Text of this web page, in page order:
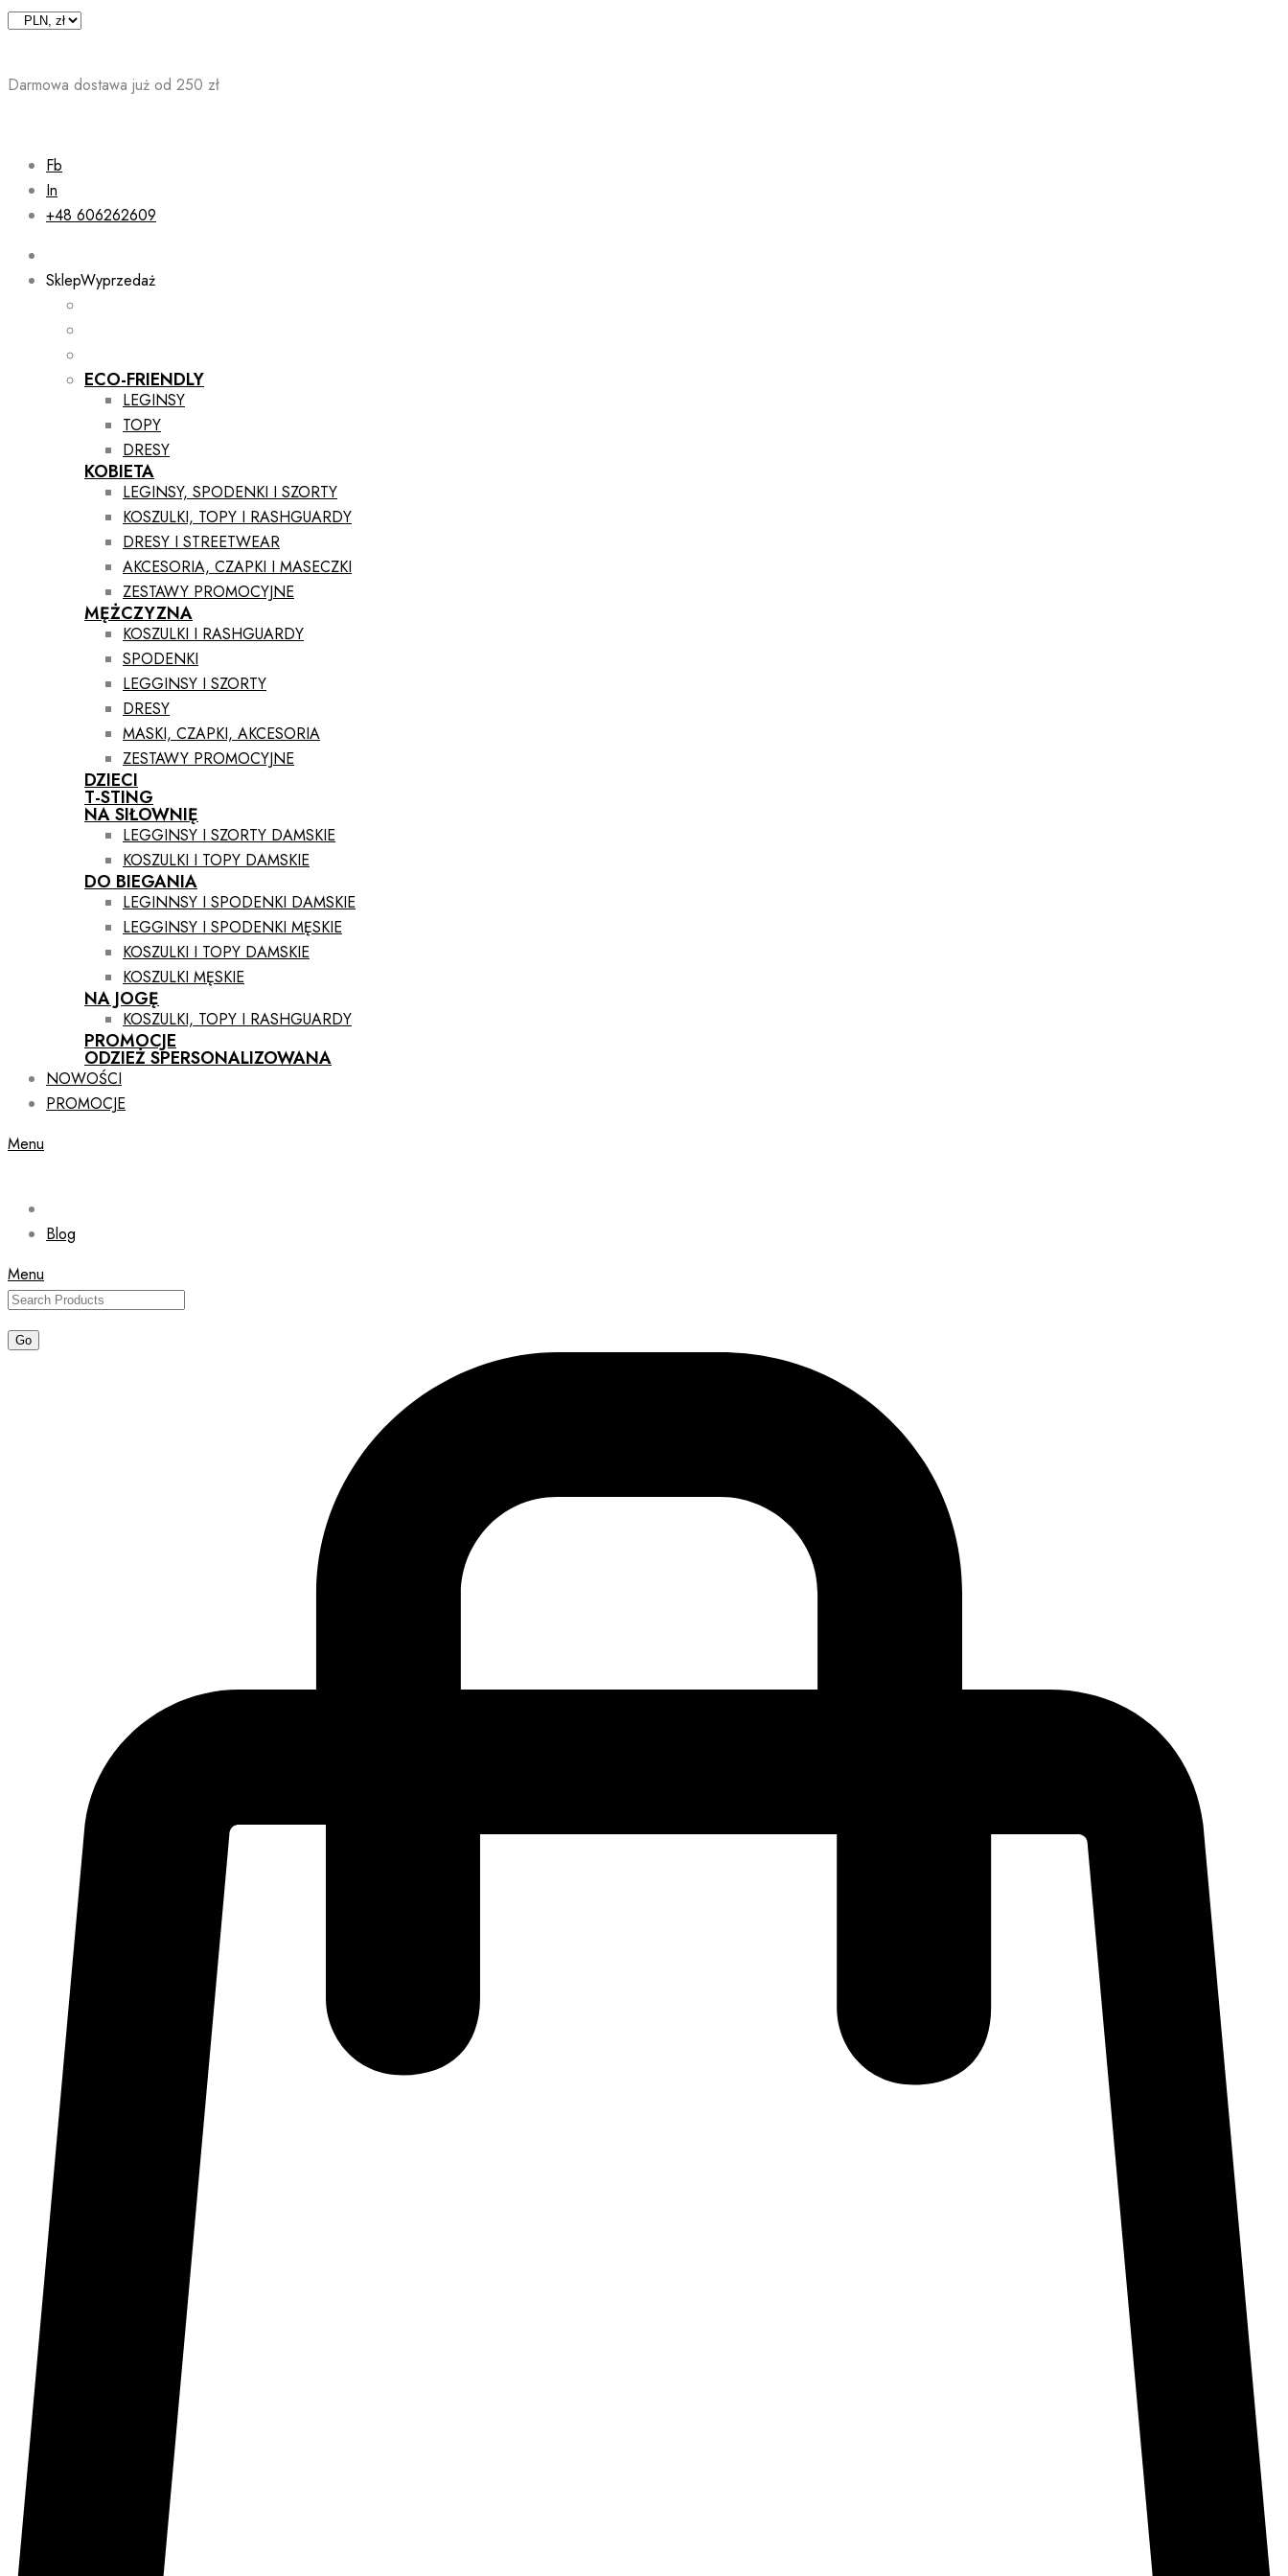
Skip
Darmowa dostawa już od 250 zł
Fb
In
+48 606262609
SklepWyprzedaż
ECO-FRIENDLY
LEGINSY
TOPY
DRESY
KOBIETA
LEGINSY, SPODENKI I SZORTY
KOSZULKI, TOPY I RASHGUARDY
DRESY I STREETWEAR
AKCESORIA, CZAPKI I MASECZKI
ZESTAWY PROMOCYJNE
MĘŻCZYZNA
KOSZULKI I RASHGUARDY
SPODENKI
LEGGINSY I SZORTY
DRESY
MASKI, CZAPKI, AKCESORIA
ZESTAWY PROMOCYJNE
DZIECI
T-STING
NA SIŁOWNIĘ
LEGGINSY I SZORTY DAMSKIE
KOSZULKI I TOPY DAMSKIE
DO BIEGANIA
LEGINNSY I SPODENKI DAMSKIE
LEGGINSY I SPODENKI MĘSKIE
KOSZULKI I TOPY DAMSKIE
KOSZULKI MĘSKIE
NA JOGĘ
KOSZULKI, TOPY I RASHGUARDY
PROMOCJE
ODZIEŻ SPERSONALIZOWANA
NOWOŚCI
PROMOCJE
Menu
Blog
Menu